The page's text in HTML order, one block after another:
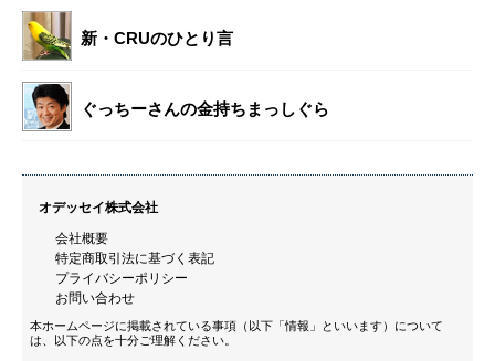
新・CRUのひとり言
ぐっちーさんの金持ちまっしぐら
オデッセイ株式会社
会社概要
特定商取引法に基づく表記
プライバシーポリシー
お問い合わせ
本ホームページに掲載されている事項（以下「情報」といいます）について
は、以下の点を十分ご理解ください。